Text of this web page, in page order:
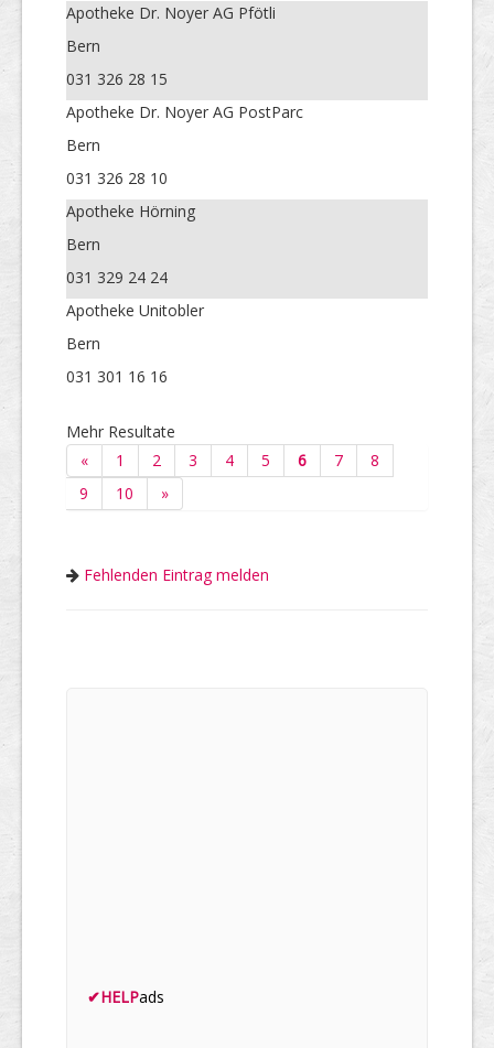
Apotheke Dr. Noyer AG Pfötli
Bern
031 326 28 15
Apotheke Dr. Noyer AG PostParc
Bern
031 326 28 10
Apotheke Hörning
Bern
031 329 24 24
Apotheke Unitobler
Bern
031 301 16 16
Mehr Resultate
«
1 2 3 4 5 6 7
8
9
10 »
Fehlenden Eintrag melden
✔HELPads